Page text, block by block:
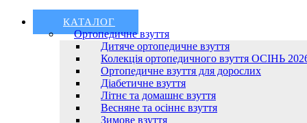
КАТАЛОГ
Ортопедичне взуття
Дитяче ортопедичне взуття
Колекція ортопедичного взуття ОСІНЬ
Ортопедичне взуття для дорослих
Діабетичне взуття
Літнє та домашнє взуття
Весняне та осіннє взуття
Зимове взуття